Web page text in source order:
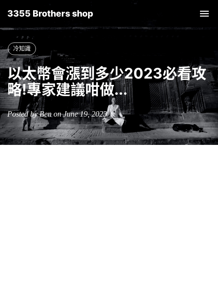
3355 Brothers shop
冷知識
以太幣會漲到多少2023必看攻
略!專家建議咁做...
Posted by Ben on June 19, 2023